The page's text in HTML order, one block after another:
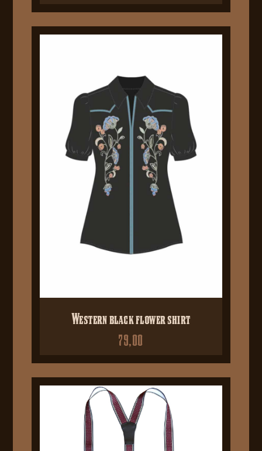
Western black flower shirt
79,00